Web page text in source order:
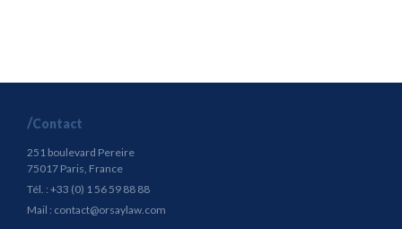
Contact
251 boulevard Pereire
75017 Paris, France
Tél. : +33 (0) 1 56 59 88 88
Mail : contact@orsaylaw.com